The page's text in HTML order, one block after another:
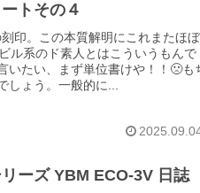
トその４
印。この本質解明にこれまたほぼ
ル系のド素人とはこういうもんで
いたい、まず単位書けや！！🙁も
ょう。一般的に...
ーズ YBM ECO-3V 日誌